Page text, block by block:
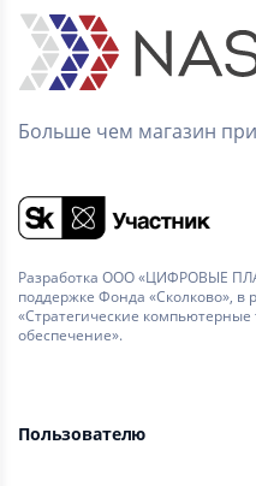
Больше чем магазин
Разработка ООО «ЦИФРОВЫЕ
поддержке Фонда «Сколково», в
«Стратегические
обеспечение».
Пользователю